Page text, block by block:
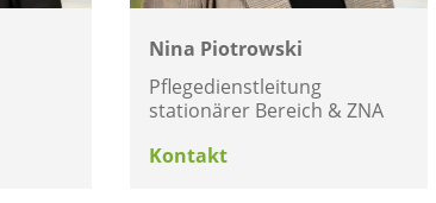
Nina Piotrowski
Pflegedienstleitung
stationärer Bereich & ZNA
Kontakt